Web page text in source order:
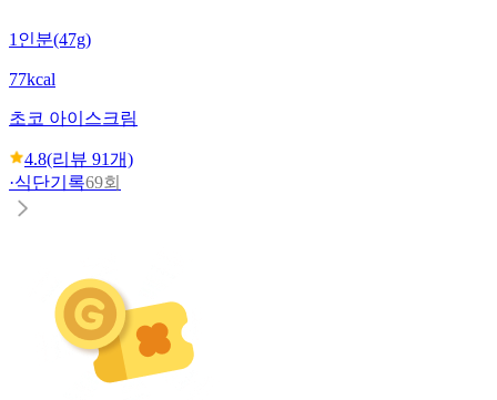
1인분(47g)
77kcal
초코 아이스크림
4.8(리뷰 91개)
·식단기록69회